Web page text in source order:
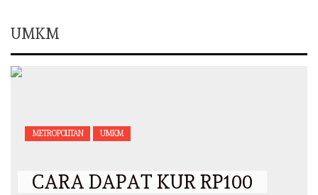
UMKM
METROPOLITAN UMKM
CARA DAPAT KUR RP100